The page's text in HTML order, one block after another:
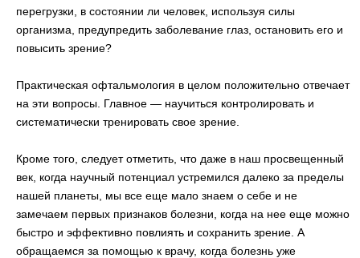
перегрузки, в состоянии ли человек, используя силы
организма, предупредить заболевание глаз, остановить его и
повысить зрение?
Практическая офтальмология в целом положительно отвечает
на эти вопросы. Главное — научиться контролировать и
систематически тренировать свое зрение.
Кроме того, следует отметить, что даже в наш просвещенный
век, когда научный потенциал устремился далеко за пределы
нашей планеты, мы все еще мало знаем о себе и не
замечаем первых признаков болезни, когда на нее еще можно
быстро и эффективно повлиять и сохранить зрение. А
обращаемся за помощью к врачу, когда болезнь уже